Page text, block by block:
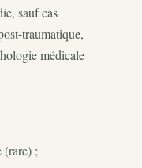
sauf cas
traumatique,
médicale
(rare) ;